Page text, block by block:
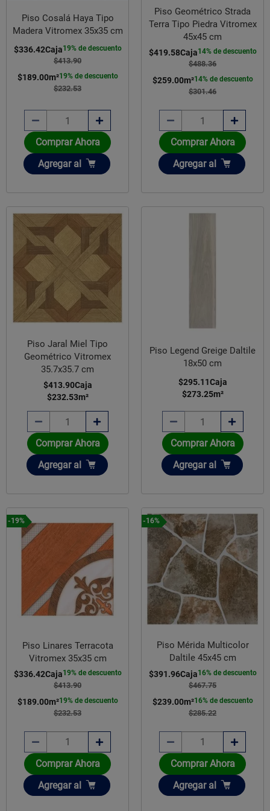
Piso Cosalá Haya Tipo
Madera Vitromex 35x35 cm
$413.90
$336.42Caja19% de descuento
$232.53
$189.00m²19% de descuento
Comprar Ahora
Añadir
Agregar al
Piso Geométrico Strada
Terra Tipo Piedra Vitromex
45x45 cm
$488.36
$419.58Caja14% de descuento
$301.46
$259.00m²14% de descuento
Comprar Ahora
Añadir
Agregar al
Piso Jaral Miel Tipo
Geométrico Vitromex
35.7x35.7 cm
$413.90Caja
$232.53m²
Comprar Ahora
Añadir
Agregar al
Piso Legend Greige Daltile
18x50 cm
$295.11Caja
$273.25m²
Comprar Ahora
Añadir
Agregar al
-19%
Piso Linares Terracota
Vitromex 35x35 cm
$413.90
$336.42Caja19% de descuento
$232.53
$189.00m²19% de descuento
Comprar Ahora
Añadir
Agregar al
-16%
Piso Mérida Multicolor
Daltile 45x45 cm
$467.75
$391.96Caja16% de descuento
$285.22
$239.00m²16% de descuento
Comprar Ahora
Añadir
Agregar al